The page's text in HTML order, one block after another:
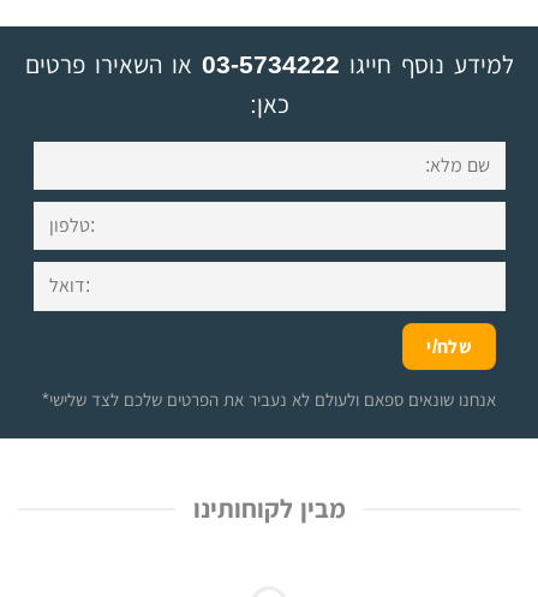
למידע נוסף חייגו 03-5734222 או השאירו פרטים
כאן:
*אנחנו שונאים ספאם ולעולם לא נעביר את הפרטים שלכם לצד שלישי
מבין לקוחותינו